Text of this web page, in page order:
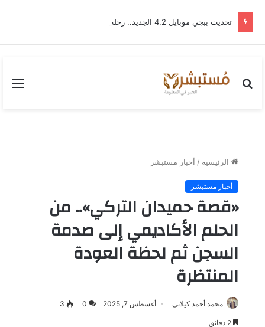
بحث
الرئيسية / أخبار مستبشر
أخبار مستبشر
«قصة حميدان التركي».. من
الحلم الأكاديمي إلى صدمة
السجن ثم لحظة العودة
المنتظرة
محمد أحمد كيلاني أغسطس 7, 2025 0
3